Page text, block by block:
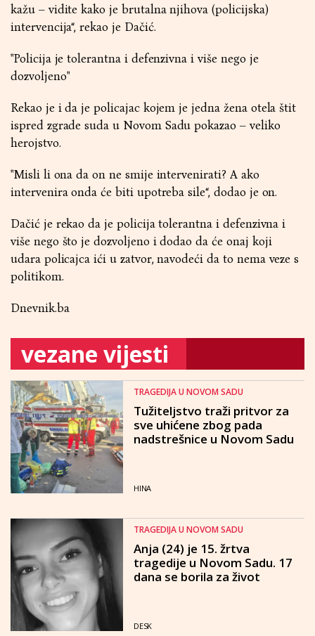
kažu – vidite kako je brutalna njihova (policijska)
intervencija“, rekao je Dačić.
"Policija je tolerantna i defenzivna i više nego je
dozvoljeno"
Rekao je i da je policajac kojem je jedna žena otela štit
ispred zgrade suda u Novom Sadu pokazao – veliko
herojstvo.
"Misli li ona da on ne smije intervenirati? A ako
intervenira onda će biti upotreba sile“, dodao je on.
Dačić je rekao da je policija tolerantna i defenzivna i
više nego što je dozvoljeno i dodao da će onaj koji
udara policajca ići u zatvor, navodeći da to nema veze s
politikom.
Dnevnik.ba
vezane vijesti
TRAGEDIJA U NOVOM SADU
Tužiteljstvo traži pritvor za
sve uhićene zbog pada
nadstrešnice u Novom Sadu
HINA
TRAGEDIJA U NOVOM SADU
Anja (24) je 15. žrtva
tragedije u Novom Sadu. 17
dana se borila za život
DESK